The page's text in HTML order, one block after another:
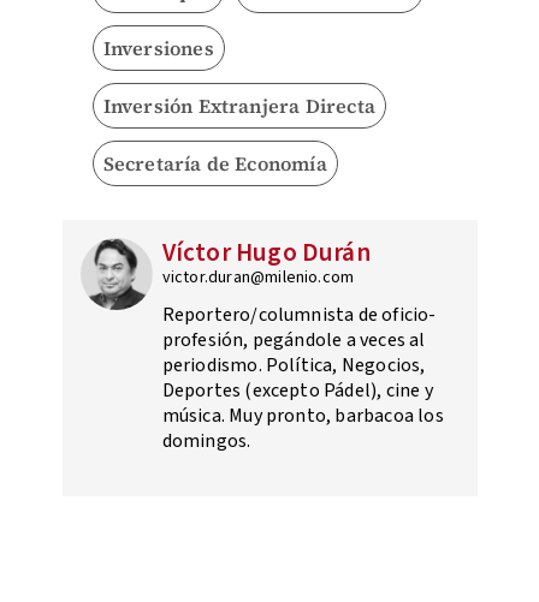
Inversiones
Inversión Extranjera Directa
Secretaría de Economía
Víctor Hugo Durán
victor.duran@milenio.com
Reportero/columnista de oficio-
profesión, pegándole a veces al
periodismo. Política, Negocios,
Deportes (excepto Pádel), cine y
música. Muy pronto, barbacoa los
domingos.